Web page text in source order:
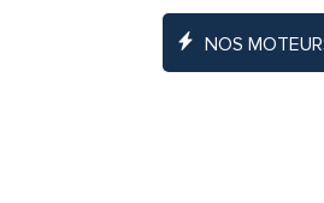
NOS